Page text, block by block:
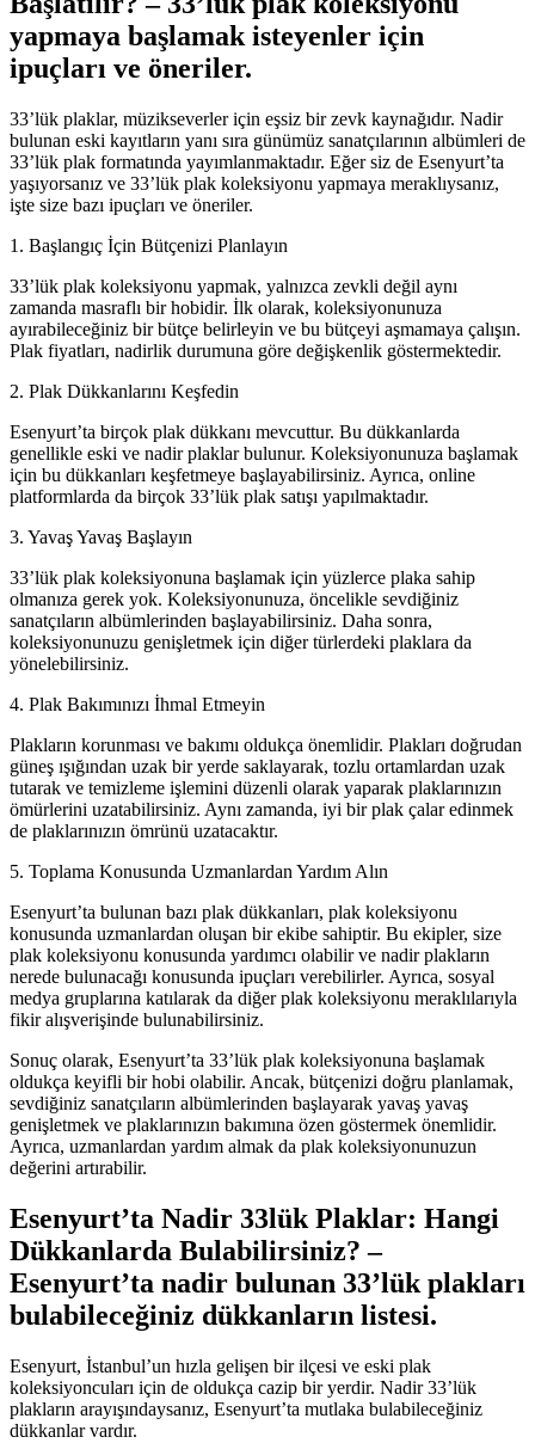
yapmaya başlamak isteyenler için
ipuçları ve öneriler.
33’lük plaklar, müzikseverler için eşsiz bir zevk kaynağıdır. Nadir
bulunan eski kayıtların yanı sıra günümüz sanatçılarının albümleri de
33’lük plak formatında yayımlanmaktadır. Eğer siz de Esenyurt’ta
yaşıyorsanız ve 33’lük plak koleksiyonu yapmaya meraklıysanız,
işte size bazı ipuçları ve öneriler.
1. Başlangıç İçin Bütçenizi Planlayın
33’lük plak koleksiyonu yapmak, yalnızca zevkli değil aynı
zamanda masraflı bir hobidir. İlk olarak, koleksiyonunuza
ayırabileceğiniz bir bütçe belirleyin ve bu bütçeyi aşmamaya çalışın.
Plak fiyatları, nadirlik durumuna göre değişkenlik göstermektedir.
2. Plak Dükkanlarını Keşfedin
Esenyurt’ta birçok plak dükkanı mevcuttur. Bu dükkanlarda
genellikle eski ve nadir plaklar bulunur. Koleksiyonunuza başlamak
için bu dükkanları keşfetmeye başlayabilirsiniz. Ayrıca, online
platformlarda da birçok 33’lük plak satışı yapılmaktadır.
3. Yavaş Yavaş Başlayın
33’lük plak koleksiyonuna başlamak için yüzlerce plaka sahip
olmanıza gerek yok. Koleksiyonunuza, öncelikle sevdiğiniz
sanatçıların albümlerinden başlayabilirsiniz. Daha sonra,
koleksiyonunuzu genişletmek için diğer türlerdeki plaklara da
yönelebilirsiniz.
4. Plak Bakımınızı İhmal Etmeyin
Plakların korunması ve bakımı oldukça önemlidir. Plakları doğrudan
güneş ışığından uzak bir yerde saklayarak, tozlu ortamlardan uzak
tutarak ve temizleme işlemini düzenli olarak yaparak plaklarınızın
ömürlerini uzatabilirsiniz. Aynı zamanda, iyi bir plak çalar edinmek
de plaklarınızın ömrünü uzatacaktır.
5. Toplama Konusunda Uzmanlardan Yardım Alın
Esenyurt’ta bulunan bazı plak dükkanları, plak koleksiyonu
konusunda uzmanlardan oluşan bir ekibe sahiptir. Bu ekipler, size
plak koleksiyonu konusunda yardımcı olabilir ve nadir plakların
nerede bulunacağı konusunda ipuçları verebilirler. Ayrıca, sosyal
medya gruplarına katılarak da diğer plak koleksiyonu meraklılarıyla
fikir alışverişinde bulunabilirsiniz.
Sonuç olarak, Esenyurt’ta 33’lük plak koleksiyonuna başlamak
oldukça keyifli bir hobi olabilir. Ancak, bütçenizi doğru planlamak,
sevdiğiniz sanatçıların albümlerinden başlayarak yavaş yavaş
genişletmek ve plaklarınızın bakımına özen göstermek önemlidir.
Ayrıca, uzmanlardan yardım almak da plak koleksiyonunuzun
değerini artırabilir.
Esenyurt’ta Nadir 33lük Plaklar: Hangi
Dükkanlarda Bulabilirsiniz? –
Esenyurt’ta nadir bulunan 33’lük plakları
bulabileceğiniz dükkanların listesi.
Esenyurt, İstanbul’un hızla gelişen bir ilçesi ve eski plak
koleksiyoncuları için de oldukça cazip bir yerdir. Nadir 33’lük
plakların arayışındaysanız, Esenyurt’ta mutlaka bulabileceğiniz
dükkanlar vardır.